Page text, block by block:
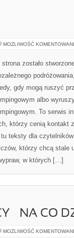
MOŻLIWOŚĆ
strona zostało
gdy mogą ruszyć
albo
To serwis
którzy cenią kontakt
teksty dla
którzy chcą stale
w których […]
– NA CO
MOŻLIWOŚĆ